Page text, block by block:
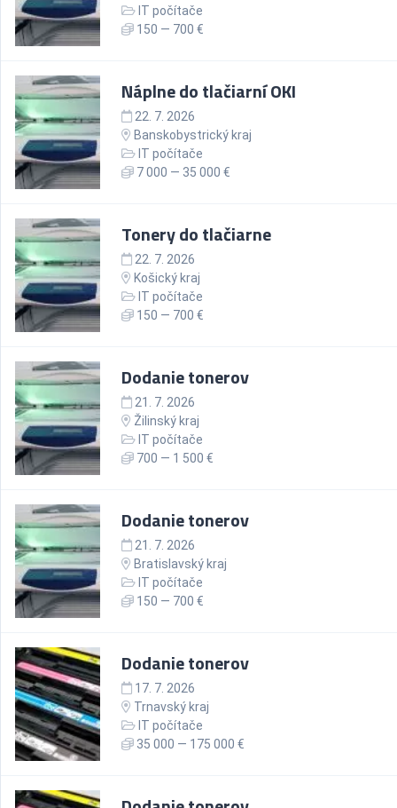
IT počítače
150 — 700 €
Náplne do tlačiarní OKI
22. 7. 2026
Banskobystrický kraj
IT počítače
7 000 — 35 000 €
Tonery do tlačiarne
22. 7. 2026
Košický kraj
IT počítače
150 — 700 €
Dodanie tonerov
21. 7. 2026
Žilinský kraj
IT počítače
700 — 1 500 €
Dodanie tonerov
21. 7. 2026
Bratislavský kraj
IT počítače
150 — 700 €
Dodanie tonerov
17. 7. 2026
Trnavský kraj
IT počítače
35 000 — 175 000 €